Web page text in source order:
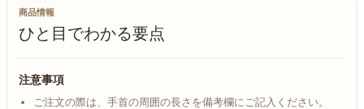
商品情報
ひと目でわかる要点
注意事項
ご注文の際は、手首の周囲の長さを備考欄にご記入ください。